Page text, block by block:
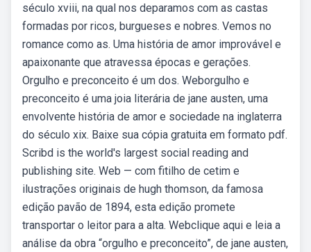
século xviii, na qual nos deparamos com as castas
formadas por ricos, burgueses e nobres. Vemos no
romance como as. Uma história de amor improvável e
apaixonante que atravessa épocas e gerações.
Orgulho e preconceito é um dos. Weborgulho e
preconceito é uma joia literária de jane austen, uma
envolvente história de amor e sociedade na inglaterra
do século xix. Baixe sua cópia gratuita em formato pdf.
Scribd is the world's largest social reading and
publishing site. Web — com fitilho de cetim e
ilustrações originais de hugh thomson, da famosa
edição pavão de 1894, esta edição promete
transportar o leitor para a alta. Webclique aqui e leia a
análise da obra “orgulho e preconceito”, de jane austen,